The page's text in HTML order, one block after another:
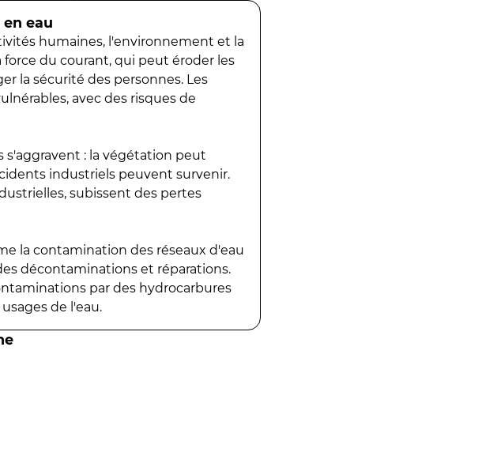
eau
humaines, l'environnement et la
du courant, qui peut éroder les
la sécurité des personnes. Les
avec des risques de
s'aggravent : la végétation peut
industriels peuvent survenir.
subissent des pertes
la contamination des réseaux d'eau
décontaminations et réparations.
par des hydrocarbures
de l'eau.